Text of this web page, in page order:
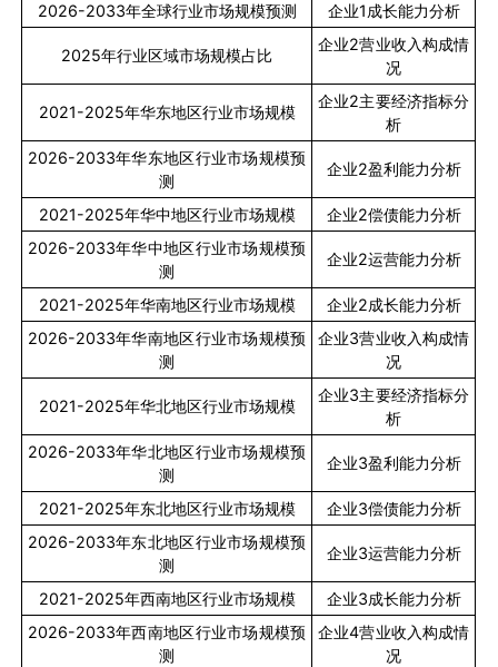
2026-2033年全球行业市场规模预测 企业1成长能力分析
2025年行业区域市场规模占比
企业2营业收入构成情
况
2021-2025年华东地区行业市场规模
企业2主要经济指标分
析
2026-2033年华东地区行业市场规模预
测
企业2盈利能力分析
2021-2025年华中地区行业市场规模 企业2偿债能力分析
2026-2033年华中地区行业市场规模预
测
企业2运营能力分析
2021-2025年华南地区行业市场规模 企业2成长能力分析
2026-2033年华南地区行业市场规模预
测
企业3营业收入构成情
况
2021-2025年华北地区行业市场规模
企业3主要经济指标分
析
2026-2033年华北地区行业市场规模预
测
企业3盈利能力分析
2021-2025年东北地区行业市场规模 企业3偿债能力分析
2026-2033年东北地区行业市场规模预
测
企业3运营能力分析
2021-2025年西南地区行业市场规模 企业3成长能力分析
2026-2033年西南地区行业市场规模预
测
企业4营业收入构成情
况